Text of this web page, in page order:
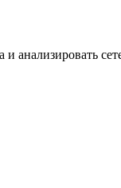
анализировать